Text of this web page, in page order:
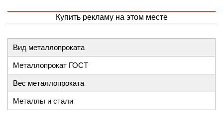
Купить рекламу на этом месте
Вид металлопроката
Металлопрокат ГОСТ
Вес металлопроката
Металлы и стали